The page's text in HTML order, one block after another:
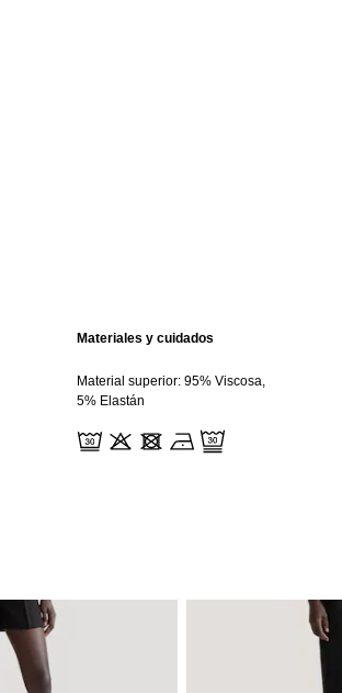
Materiales y cuidados
Material superior: 95% Viscosa,
5% Elastán